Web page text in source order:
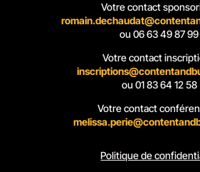
Votre contact
ou06 63 49 87 99
Votre contact
ou 01 83 64 12 58
Votre contact
Politique de